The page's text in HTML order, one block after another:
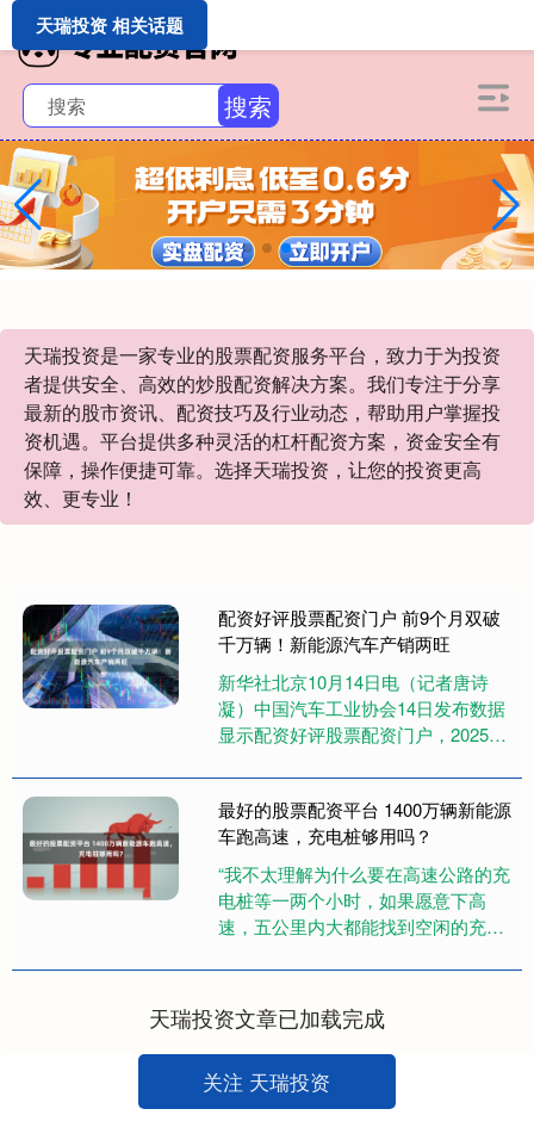
搜索
天瑞投资是一家专业的股票配资服务平台，致力于为投资
者提供安全、高效的炒股配资解决方案。我们专注于分享
最新的股市资讯、配资技巧及行业动态，帮助用户掌握投
资机遇。平台提供多种灵活的杠杆配资方案，资金安全有
保障，操作便捷可靠。选择天瑞投资，让您的投资更高
效、更专业！
天瑞投资 相关话题
配资好评股票配资门户 前9个月双破
千万辆！新能源汽车产销两旺
新华社北京10月14日电（记者唐诗
凝）中国汽车工业协会14日发布数据
显示配资好评股票配资门户，2025年
双突破千万辆，同比增幅均....
最好的股票配资平台 1400万辆新能源
车跑高速，充电桩够用吗？
“我不太理解为什么要在高速公路的充
电桩等一两个小时，如果愿意下高
速，五公里内大都能找到空闲的充电
先生颇有心得，作为常年自....
天瑞投资文章已加载完成
关注 天瑞投资